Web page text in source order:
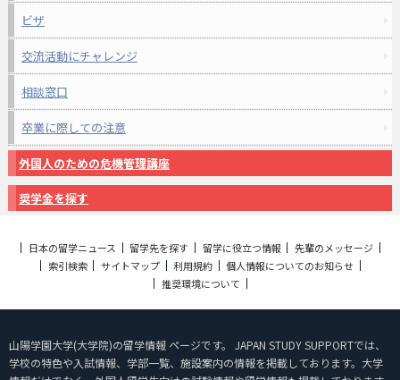
ビザ
交流活動にチャレンジ
相談窓口
卒業に際しての注意
外国人のための危機管理講座
奨学金を探す
日本の留学ニュース 留学先を探す 留学に役立つ情報
先輩のメッセージ
索引検索
サイトマップ 利用規約
個人情報についてのお知らせ
推奨環境について
山陽学園大学(大学院)の留学情報 ページです。 JAPAN STUDY SUPPORTでは、
学校の特色や入試情報、学部一覧、施設案内の情報を掲載しております。大学